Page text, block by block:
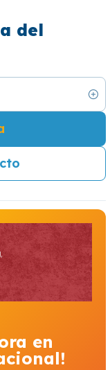
del
en